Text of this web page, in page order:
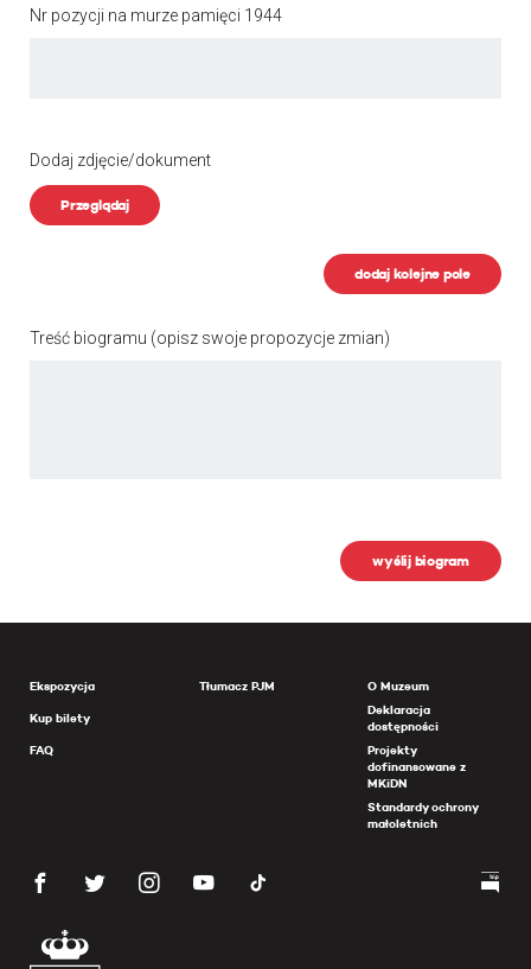
Nr pozycji na murze pamięci 1944
Dodaj zdjęcie/dokument
Przeglądaj
dodaj kolejne pole
Treść biogramu (opisz swoje propozycje zmian)
wyślij biogram
Ekspozycja
Kup bilety
FAQ
Tłumacz PJM
O Muzeum
Deklaracja
dostępności
Projekty
dofinansowane z
MKiDN
Standardy ochrony
małoletnich